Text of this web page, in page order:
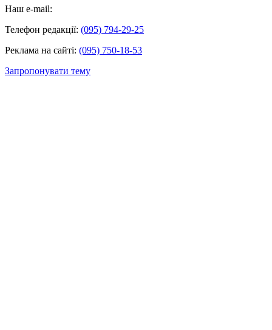
Наш e-mail:
Телефон редакції: (095) 794-29-25
Реклама на сайті: (095) 750-18-53
Запропонувати тему